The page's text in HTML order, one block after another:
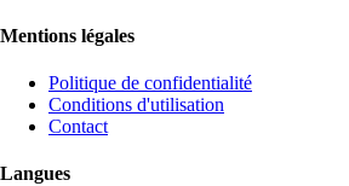
Mentions légales
Politique de confidentialité
Conditions d'utilisation
Contact
Langues